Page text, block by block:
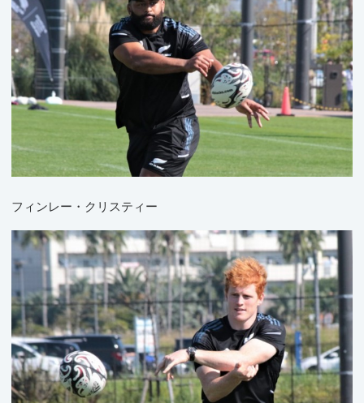
フィンレー・クリスティー